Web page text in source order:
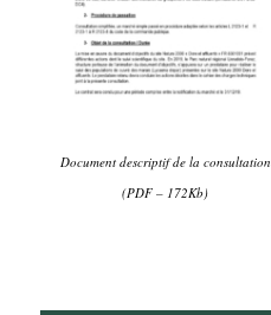
Document descriptif de la consultation
(PDF – 172Kb)